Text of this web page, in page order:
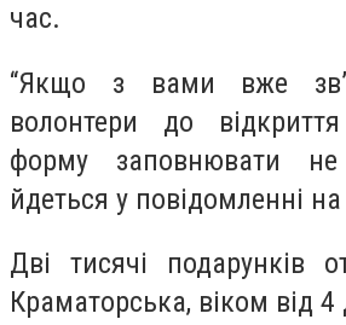
час.
“Якщо з вами вже
волонтери до
форму заповнювати не
йдеться у повідомленні на
Дві тисячі подарунків
Краматорська, віком від 4